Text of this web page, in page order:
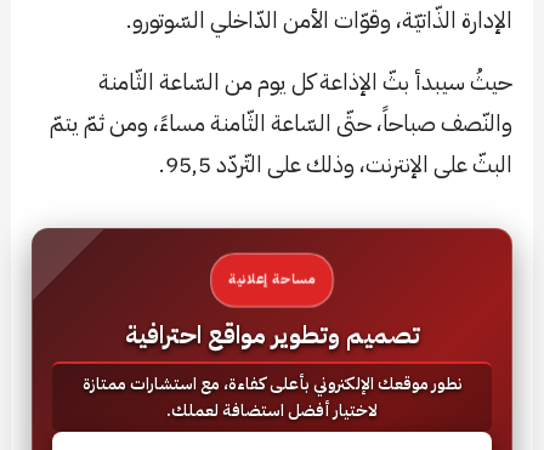
الإدارة الذّاتيّة، وقوّات الأمن الدّاخلي السّوتورو.
حيثُ سيبدأ بثّ الإذاعة كل يوم من السّاعة الثّامنة
والنّصف صباحاً، حتّى السّاعة الثّامنة مساءً، ومن ثمّ يتمّ
البثّ على الإنترنت، وذلك على التّردّد 95,5.
مساحة إعلانية
تصميم وتطوير مواقع احترافية
نطور موقعك الإلكتروني بأعلى كفاءة، مع استشارات ممتازة
لاختيار أفضل استضافة لعملك.